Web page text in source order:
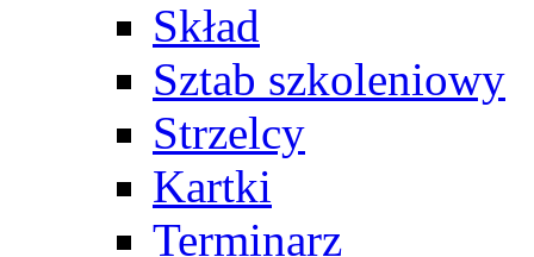
Skład
Sztab szkoleniowy
Strzelcy
Kartki
Terminarz